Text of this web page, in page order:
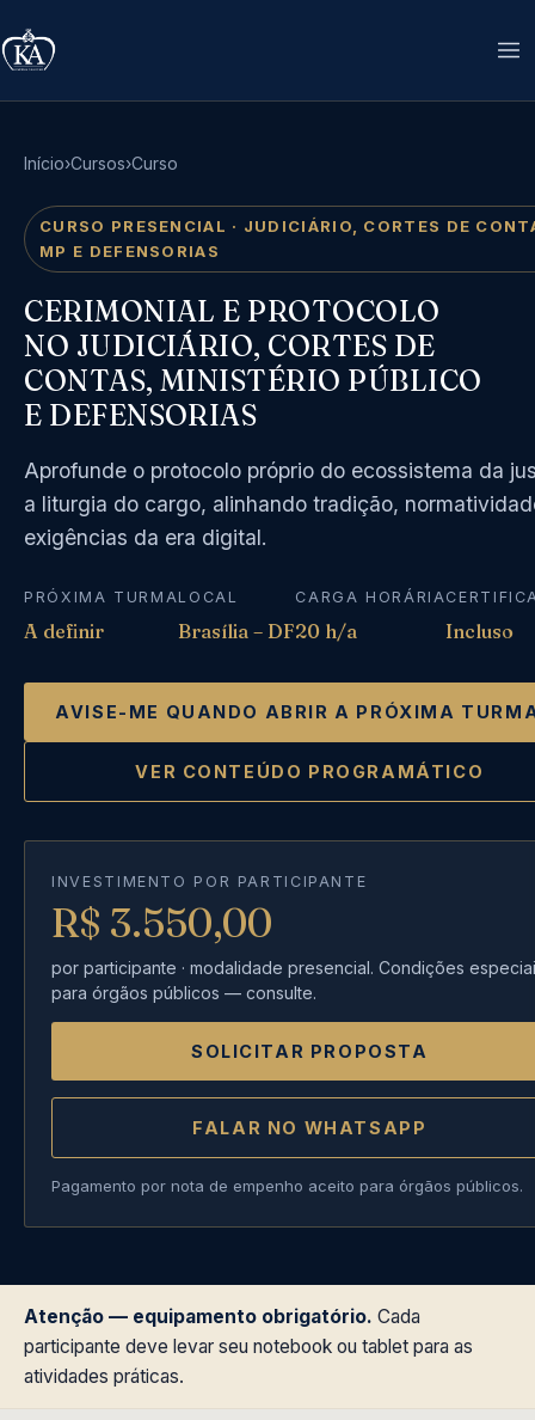
Início›Cursos›Curso
CURSO PRESENCIAL · JUDICIÁRIO, CORTES DE
MP E DEFENSORIAS
CERIMONIAL E PROTOCOLO
NO JUDICIÁRIO, CORTES DE
CONTAS, MINISTÉRIO PÚBLICO
E DEFENSORIAS
Aprofunde o protocolo próprio do ecossistema da
a liturgia do cargo, alinhando tradição,
exigências da era digital.
PRÓXIMA TURMA
A definir
LOCAL
Brasília – DF
CARGA HORÁRIA
20 h/a Incluso
AVISE-ME QUANDO ABRIR A PRÓXIMA
VER CONTEÚDO PROGRAMÁTICO
INVESTIMENTO POR PARTICIPANTE
R$ 3.550,00
por participante · modalidade presencial. Condições
para órgãos públicos — consulte.
SOLICITAR PROPOSTA
FALAR NO WHATSAPP
Pagamento por nota de empenho aceito para órgãos públicos.
Atenção — equipamento obrigatório. Cada
participante deve levar seu notebook ou tablet para as
atividades práticas.